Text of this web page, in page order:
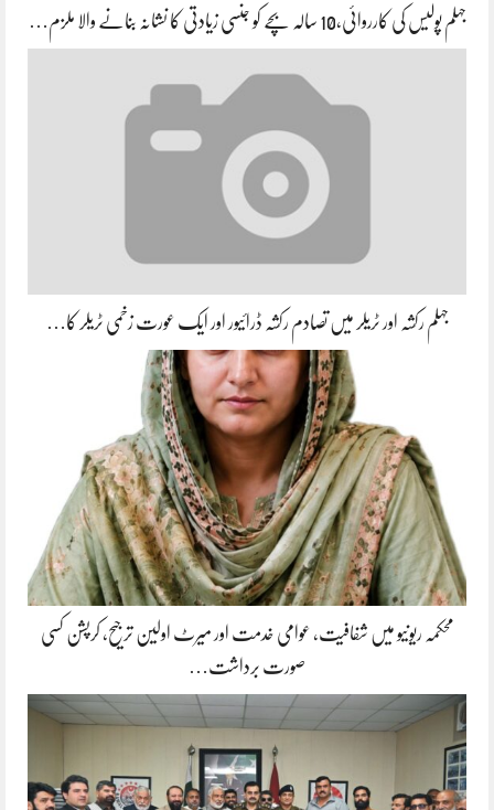
جہلم پولیس کی کارروائی،10 سالہ بچے کو جنسی زیادتی کا نشانہ بنانے والا ملزم…
جہلم رکشہ اور ٹریلر میں تصادم رکشہ ڈرائیور اور ایک عورت زخمی ٹریلر کا…
محکمہ ریونیو میں شفافیت، عوامی خدمت اور میرٹ اولین ترجیح، کرپشن کسی
صورت برداشت…